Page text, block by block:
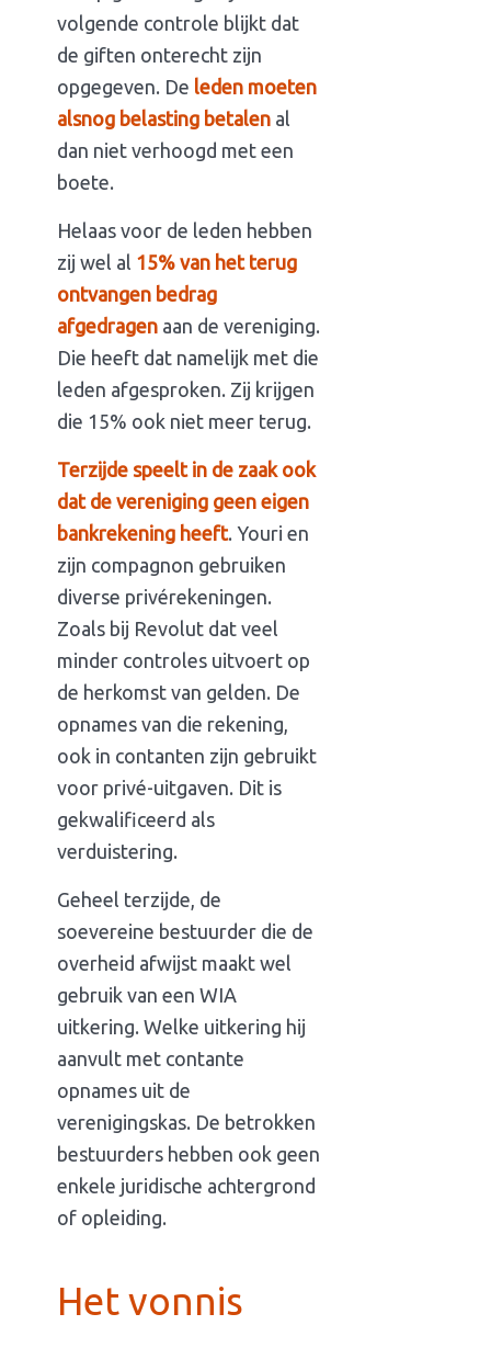
volgende controle blijkt dat
de giften onterecht zijn
opgegeven. De leden moeten
alsnog belasting betalen al
dan niet verhoogd met een
boete.
Helaas voor de leden hebben
zij wel al 15% van het terug
ontvangen bedrag
afgedragen aan de vereniging.
Die heeft dat namelijk met die
leden afgesproken. Zij krijgen
die 15% ook niet meer terug.
Terzijde speelt in de zaak ook
dat de vereniging geen eigen
bankrekening heeft. Youri en
zijn compagnon gebruiken
diverse privérekeningen.
Zoals bij Revolut dat veel
minder controles uitvoert op
de herkomst van gelden. De
opnames van die rekening,
ook in contanten zijn gebruikt
voor privé-uitgaven. Dit is
gekwalificeerd als
verduistering.
Geheel terzijde, de
soevereine bestuurder die de
overheid afwijst maakt wel
gebruik van een WIA
uitkering. Welke uitkering hij
aanvult met contante
opnames uit de
verenigingskas. De betrokken
bestuurders hebben ook geen
enkele juridische achtergrond
of opleiding.
Het vonnis